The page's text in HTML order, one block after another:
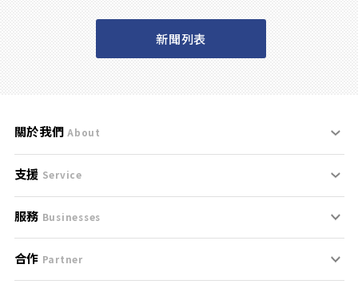
新聞列表
關於我們 About
刊登規範
服務條款
免責聲明
支援 Service
支援中心
聯絡我們
服務 Businesses
什麼是Goo鑑定？
合作 Partner